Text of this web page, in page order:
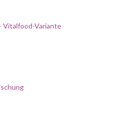
Vitalfood-Variante